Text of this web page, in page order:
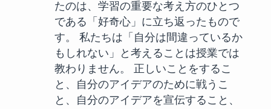
たのは、学習の重要な考え方のひとつ
である「好奇心」に立ち返ったもので
す。 私たちは「自分は間違っているか
もしれない」と考えることは授業では
教わりません。 正しいことをするこ
と、自分のアイデアのために戦うこ
と、自分のアイデアを宣伝すること、